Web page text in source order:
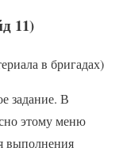
11)
в бригадах)
задание. В
этому меню
выполнения